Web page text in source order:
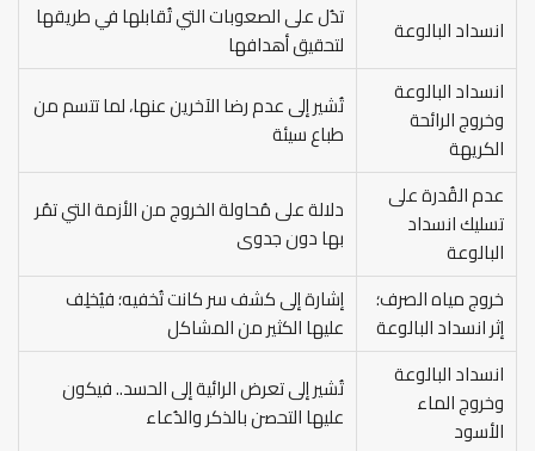
انسداد البالوعة
تدُل على الصعوبات التي تُقابلها في طريقها
لتحقيق أهدافها
انسداد البالوعة
وخروج الرائحة
الكريهة
تُشير إلى عدم رضا الآخرين عنها، لما تتسم من
طباع سيئة
عدم القُدرة على
تسليك انسداد
البالوعة
دلالة على مُحاولة الخروج من الأزمة التي تمُر
بها دون جدوى
خروج مياه الصرف؛
إثر انسداد البالوعة
إشارة إلى كشف سر كانت تُخفيه؛ فيُخلِف
عليها الكثير من المشاكل
انسداد البالوعة
وخروج الماء
الأسود
تُشير إلى تعرض الرائية إلى الحسد.. فيكون
عليها التحصن بالذكر والدُعاء